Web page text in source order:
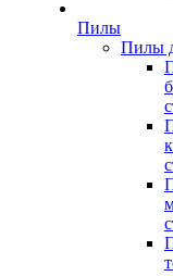
Пилы
Пилы